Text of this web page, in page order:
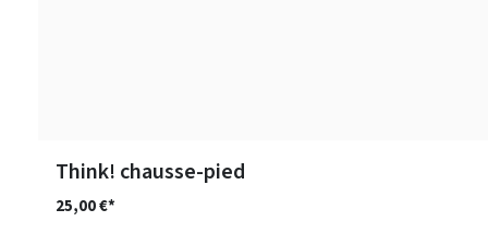
Think! chausse-pied
25,00 €*